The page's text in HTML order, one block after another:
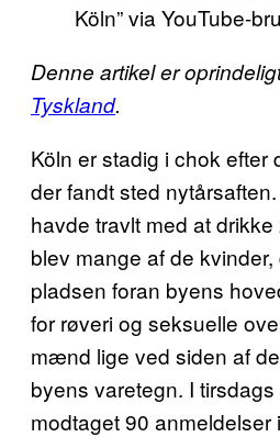
Köln” via YouTube-
Denne artikel er
Tyskland.
Köln er stadig i chok efter
der fandt sted
havde travlt med at
blev mange af de
pladsen foran byens
for røveri og seksuelle
mænd lige ved siden af
byens varetegn. I
modtaget 90 anmeldelser